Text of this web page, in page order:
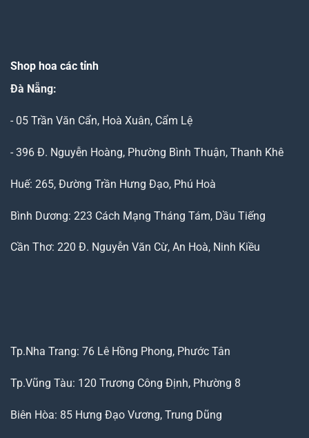
Shop hoa các tỉnh
Đà Nẵng:
- 05 Trần Văn Cẩn, Hoà Xuân, Cẩm Lệ
- 396 Đ. Nguyễn Hoàng, Phường Bình Thuận, Thanh Khê
Huế: 265, Đường Trần Hưng Đạo, Phú Hoà
Bình Dương: 223 Cách Mạng Tháng Tám, Dầu Tiếng
Cần Thơ: 220 Đ. Nguyễn Văn Cừ, An Hoà, Ninh Kiều
Tp.Nha Trang: 76 Lê Hồng Phong, Phước Tân
Tp.Vũng Tàu: 120 Trương Công Định, Phường 8
Biên Hòa: 85 Hưng Đạo Vương, Trung Dũng